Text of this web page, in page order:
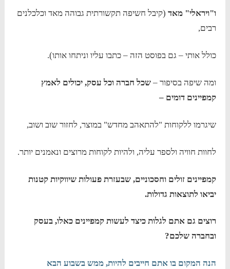
ו"ויראלי" מאד (קיבל חשיפה תקשורתית גבוהה מאד וכלכלנים
רבים,
כולל אותי – גם בפוסט הזה – כתבו עליו וניתחו אותו).
ומה שיפה בסיפור –שכל חברה וכל עסק, יכולים לאמץ
קמפיינים דומים –
שיגרמו ללקוחות "להתאהב מחדש" במוצר, לחזור שוב ושוב,
לחוות חוויה ולספר עליה, ולהיות לקוחות מרוצים ונאמנים יותר.
קמפיינים זולים וחסכוניים, שבעזרת פעולות שיווקיות קטנות
יביאו לתוצאות גדולות.
רוצים גם אתם לגלות כיצד לעשות קמפיינים כאלו, בעסק
ובחברה שלכם?
הנה המקום בו אתם חייבים להיות, ממש בשבוע הבא